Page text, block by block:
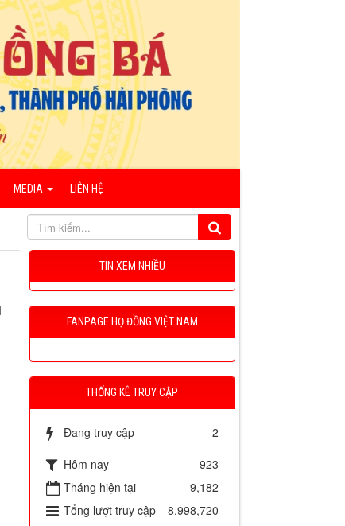
MEDIA LIÊN HỆ
TIN XEM NHIỀU
FANPAGE HỌ ĐỒNG VIỆT NAM
THỐNG KÊ TRUY CẬP
Đang truy cập
2
Hôm nay
923
Tháng hiện tại
9,182
Tổng lượt truy cập
8,998,720